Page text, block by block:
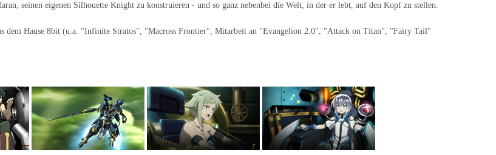
seinen eigenen Silhouette Knight zu konstruieren - und so ganz nebenbei die Welt, in der er lebt, auf den Kopf zu stellen.
dem Hause 8bit (u.a. "Infinite Stratos", "Macross Frontier", Mitarbeit an "Evangelion 2.0", "Attack on Titan", "Fairy Tail"